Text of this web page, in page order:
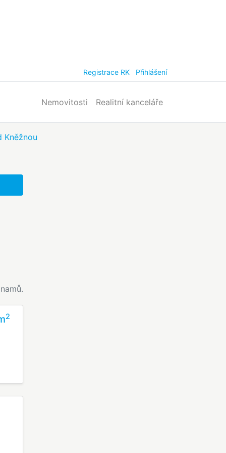
Registrace RK Přihlášení
Nemovitosti Realitní kanceláře
Kněžnou
2